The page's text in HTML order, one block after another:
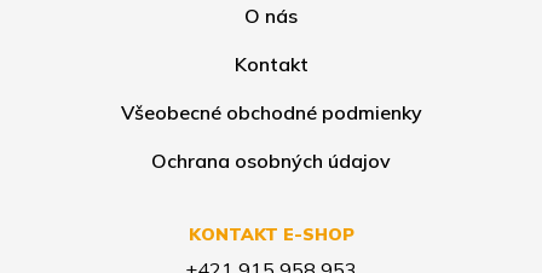
O nás
Kontakt
Všeobecné obchodné podmienky
Ochrana osobných údajov
KONTAKT E-SHOP